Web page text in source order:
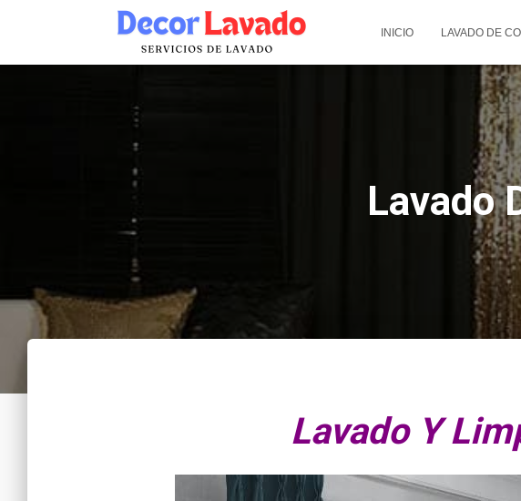
INICIO LAVADO DE
Lavado
Lavado Y